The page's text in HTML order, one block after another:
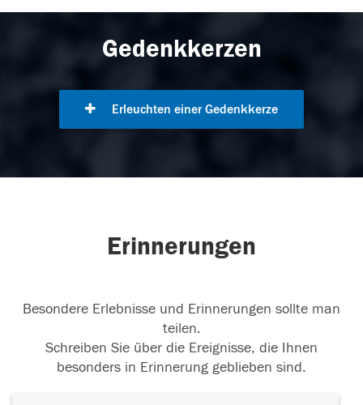
Gedenkkerzen
Erleuchten einer Gedenkkerze
Erinnerungen
Besondere Erlebnisse und Erinnerungen sollte man
teilen.
Schreiben Sie über die Ereignisse, die Ihnen
besonders in Erinnerung geblieben sind.